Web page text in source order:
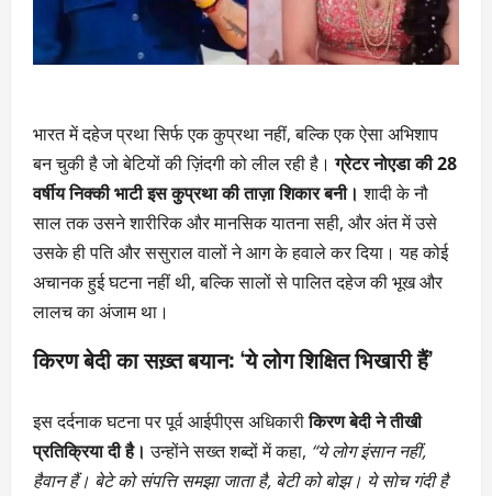
भारत में दहेज प्रथा सिर्फ एक कुप्रथा नहीं, बल्कि एक ऐसा अभिशाप
बन चुकी है जो बेटियों की ज़िंदगी को लील रही है।ग्रेटर नोएडा की 28
वर्षीय निक्की भाटी इस कुप्रथा की ताज़ा शिकार बनी। शादी के नौ
साल तक उसने शारीरिक और मानसिक यातना सही, और अंत में उसे
उसके ही पति और ससुराल वालों ने आग के हवाले कर दिया। यह कोई
अचानक हुई घटना नहीं थी, बल्कि सालों से पालित दहेज की भूख और
लालच का अंजाम था।
किरण बेदी का सख़्त बयान: ‘ये लोग शिक्षित भिखारी हैं’
इस दर्दनाक घटना पर पूर्व आईपीएस अधिकारीकिरण बेदी ने तीखी
प्रतिक्रिया दी है। उन्होंने सख्त शब्दों में कहा, “ये लोग इंसान नहीं,
हैवान हैं। बेटे को संपत्ति समझा जाता है, बेटी को बोझ। ये सोच गंदी है